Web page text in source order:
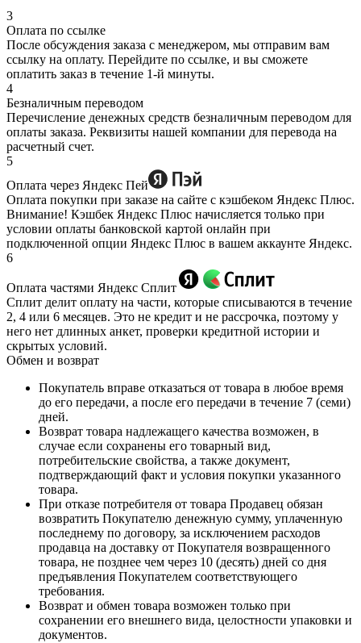
3
Оплата по ссылке
После обсуждения заказа с менеджером, мы отправим вам
ссылку на оплату. Перейдите по ссылке, и вы сможете
оплатить заказ в течение 1-й минуты.
4
Безналичным переводом
Перечисление денежных средств безналичным переводом для
оплаты заказа. Реквизиты нашей компании для перевода на
расчетный счет.
5
Оплата через Яндекс Пей
Оплата покупки при заказе на сайте с кэшбеком Яндекс Плюс.
Внимание! Кэшбек Яндекс Плюс начисляется только при
условии оплаты банковской картой онлайн при
подключенной опции Яндекс Плюс в вашем аккаунте Яндекс.
6
Оплата частями Яндекс Сплит
Сплит делит оплату на части, которые списываются в течение
2, 4 или 6 месяцев. Это не кредит и не рассрочка, поэтому у
него нет длинных анкет, проверки кредитной истории и
скрытых условий.
Обмен и возврат
Покупатель вправе отказаться от товара в любое время
до его передачи, а после его передачи в течение 7 (семи)
дней.
Возврат товара надлежащего качества возможен, в
случае если сохранены его товарный вид,
потребительские свойства, а также документ,
подтверждающий факт и условия покупки указанного
товара.
При отказе потребителя от товара Продавец обязан
возвратить Покупателю денежную сумму, уплаченную
последнему по договору, за исключением расходов
продавца на доставку от Покупателя возвращенного
товара, не позднее чем через 10 (десять) дней со дня
предъявления Покупателем соответствующего
требования.
Возврат и обмен товара возможен только при
сохранении его внешнего вида, целостности упаковки и
документов.